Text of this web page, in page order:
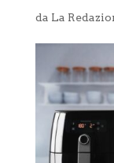
da La